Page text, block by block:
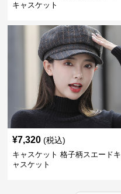
キャスケット
¥7,320 (税込)
キャスケット 格子柄スエードキ
ャスケット